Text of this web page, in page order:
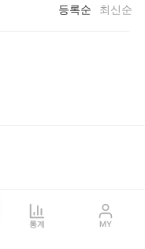
등록순 최신순
통계 MY